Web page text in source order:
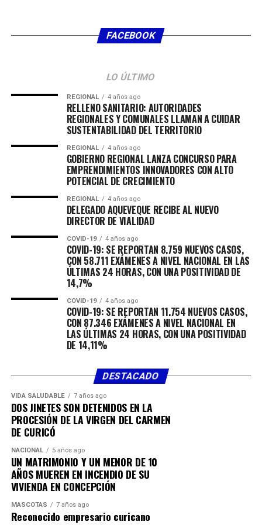
FACEBOOK
LO ÚLTIMO
REGIONAL 4 años ago
RELLENO SANITARIO: AUTORIDADES
REGIONALES Y COMUNALES LLAMAN A CUIDAR
SUSTENTABILIDAD DEL TERRITORIO
REGIONAL 4 años ago
GOBIERNO REGIONAL LANZA CONCURSO PARA
EMPRENDIMIENTOS INNOVADORES CON ALTO
POTENCIAL DE CRECIMIENTO
REGIONAL 4 años ago
DELEGADO AQUEVEQUE RECIBE AL NUEVO
DIRECTOR DE VIALIDAD
COVID-19 4 años ago
COVID-19: SE REPORTAN 8.759 NUEVOS CASOS,
CON 58.711 EXÁMENES A NIVEL NACIONAL EN LAS
ÚLTIMAS 24 HORAS, CON UNA POSITIVIDAD DE
14,7%
COVID-19 4 años ago
COVID-19: SE REPORTAN 11.754 NUEVOS CASOS,
CON 87.346 EXÁMENES A NIVEL NACIONAL EN
LAS ÚLTIMAS 24 HORAS, CON UNA POSITIVIDAD
DE 14,11%
DESTACADO
VIDA SALUDABLE 7 años ago
DOS JINETES SON DETENIDOS EN LA
PROCESIÓN DE LA VIRGEN DEL CARMEN
DE CURICÓ
NACIONAL 5 años ago
UN MATRIMONIO Y UN MENOR DE 10
AÑOS MUEREN EN INCENDIO DE SU
VIVIENDA EN CONCEPCIÓN
MASCOTAS 7 años ago
Reconocido empresario curicano